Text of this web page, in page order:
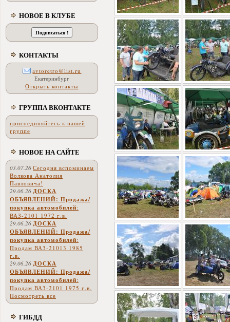
НОВОЕ В КЛУБЕ
КОНТАКТЫ
avtoretro@list.ru
Екатеринбург
Открыть контакты
ГРУППА ВКОНТАКТЕ
присоединяйтесь к нашей
группе
НОВОЕ НА САЙТЕ
03.07.26 Сегодня вспоминаем
Волкова Анатолия
Павловича!
29.06.26 ДОСКА
ОБЪЯВЛЕНИЙ: Продажа/
покупка автомобилей:
ВАЗ-2101 1972 г.в.
29.06.26 ДОСКА
ОБЪЯВЛЕНИЙ: Продажа/
покупка автомобилей:
Продам ВАЗ-21013 1985
г.в.
29.06.26 ДОСКА
ОБЪЯВЛЕНИЙ: Продажа/
покупка автомобилей:
Продам ВАЗ-2101 1975 г.в.
Посмотреть все
ГИБДД